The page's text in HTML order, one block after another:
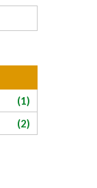
(1)
(2)